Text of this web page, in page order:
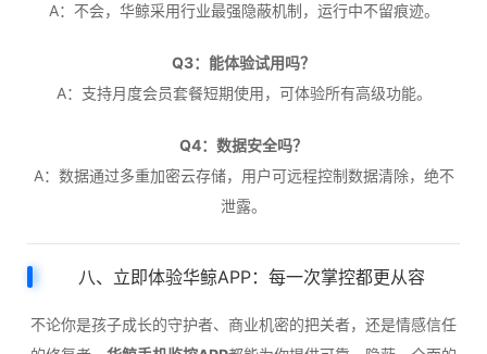
A：不会，华鲸采用行业最强隐蔽机制，运行中不留痕迹。
Q3：能体验试用吗？
A：支持月度会员套餐短期使用，可体验所有高级功能。
Q4：数据安全吗？
A：数据通过多重加密云存储，用户可远程控制数据清除，绝不
泄露。
八、立即体验华鲸APP：每一次掌控都更从容
不论你是孩子成长的守护者、商业机密的把关者，还是情感信任